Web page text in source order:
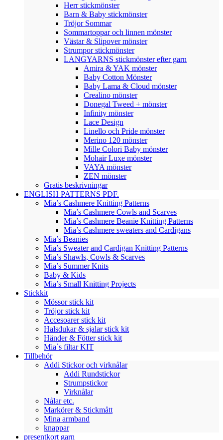
Herr stickmönster
Barn & Baby stickmönster
Tröjor Sommar
Sommartoppar och linnen mönster
Västar & Slipover mönster
Strumpor stickmönster
LANGYARNS stickmönster efter garn
Amira & YAK mönster
Baby Cotton Mönster
Baby Lama & Cloud mönster
Crealino mönster
Donegal Tweed + mönster
Infinity mönster
Lace Design
Linello och Pride mönster
Merino 120 mönster
Mille Colori Baby mönster
Mohair Luxe mönster
VAYA mönster
ZEN mönster
Gratis beskrivningar
ENGLISH PATTERNS PDF.
Mia’s Cashmere Knitting Patterns
Mia’s Cashmere Cowls and Scarves
Mia’s Cashmere Beanie Knitting Patterns
Mia’s Cashmere sweaters and Cardigans
Mia’s Beanies
Mia’s Sweater and Cardigan Knitting Patterns
Mia’s Shawls, Cowls & Scarves
Mia’s Summer Knits
Baby & Kids
Mia’s Small Knitting Projects
Stickkit
Mössor stick kit
Tröjor stick kit
Accesoarer stick kit
Halsdukar & sjalar stick kit
Händer & Fötter stick kit
Mia`s filtar KIT
Tillbehör
Addi Stickor och virknålar
Addi Rundstickor
Strumpstickor
Virknålar
Nålar etc.
Markörer & Stickmått
Mina armband
knappar
presentkort garn